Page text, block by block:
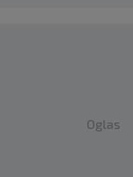
Oglas